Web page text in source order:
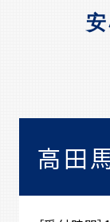
高田